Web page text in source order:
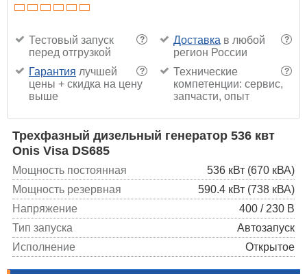
?
Тестовый запуск
перед отгрузкой
?
Доставка в любой
регион России
?
Гарантия лучшей
цены + скидка на цену
выше
?
Технические
компетенции: сервис,
запчасти, опыт
Трехфазный дизельный генератор 536 квт
Onis Visa DS685
Мощность постоянная
536 кВт (670 кВА)
Мощность резервная
590.4 кВт (738 кВА)
Напряжение
400 / 230 В
Тип запуска
Автозапуск
Исполнение
Открытое